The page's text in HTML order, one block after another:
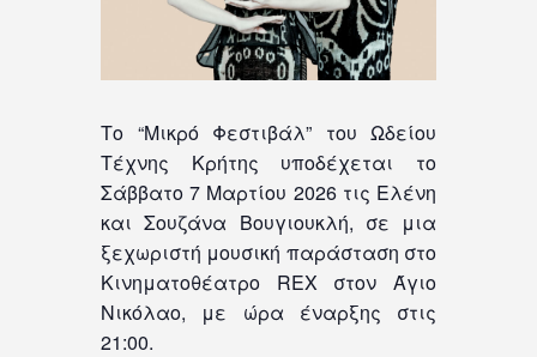
Το “Μικρό Φεστιβάλ” του Ωδείου
Τέχνης Κρήτης υποδέχεται το
Σάββατο 7 Μαρτίου 2026 τις Ελένη
και Σουζάνα Βουγιουκλή, σε μια
ξεχωριστή μουσική παράσταση στο
Κινηματοθέατρο REX στον Άγιο
Νικόλαο, με ώρα έναρξης στις
21:00.